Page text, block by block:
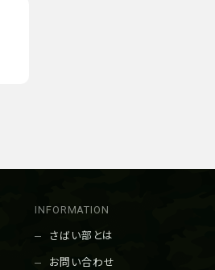
INFORMATION
さばい部とは
お問い合わせ